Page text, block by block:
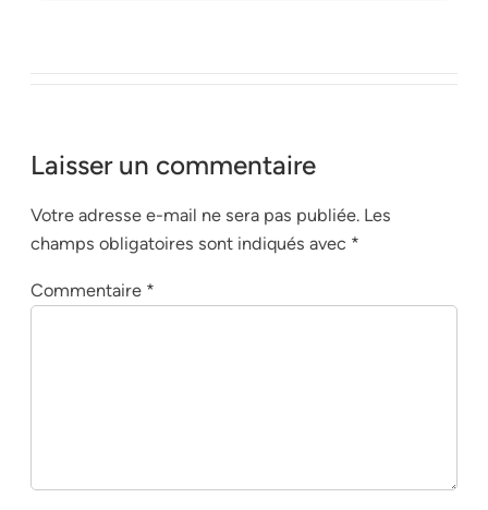
Laisser un commentaire
Votre adresse e-mail ne sera pas publiée. Les
champs obligatoires sont indiqués avec *
Commentaire *